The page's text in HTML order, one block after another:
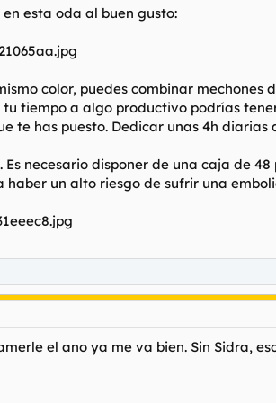
esta oda al buen gusto:
color, puedes combinar
tiempo a algo productivo podrías
te has puesto. Dedicar unas 4h diarias
necesario disponer de una caja de
haber un alto riesgo de sufrir una
el ano ya me va bien. Sin Sidra,